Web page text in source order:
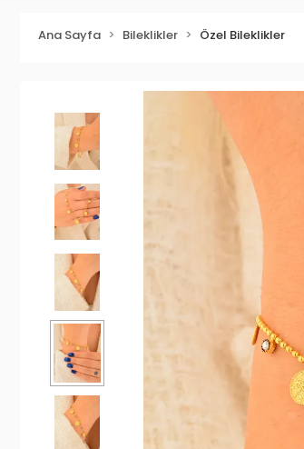
Ana Sayfa Bileklikler Özel Bileklikler